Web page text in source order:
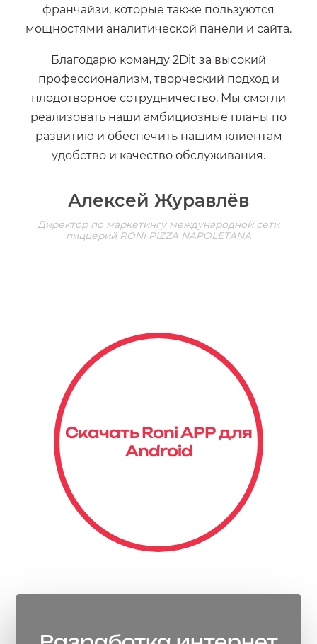
франчайзи, которые также пользуются
мощностями аналитической панели и сайта.
Благодарю команду 2Dit за высокий
профессионализм, творческий подход и
плодотворное сотрудничество. Мы смогли
реализовать наши амбициозные планы по
развитию и обеспечить нашим клиентам
удобство и качество обслуживания.
Алексей Журавлёв
Директор по маркетингу международной сети
пиццерий RONI PIZZA NAPOLETANA
Скачать Roni APP для
Android